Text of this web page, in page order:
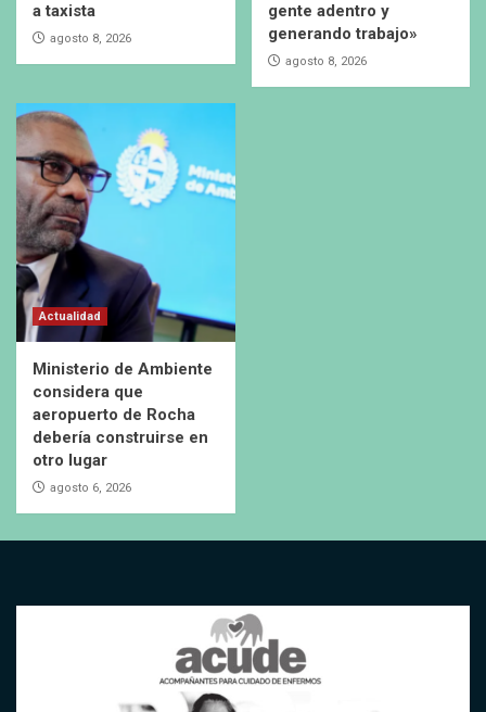
a taxista
agosto 8, 2026
gente adentro y
generando trabajo»
agosto 8, 2026
Actualidad
Ministerio de Ambiente
considera que
aeropuerto de Rocha
debería construirse en
otro lugar
agosto 6, 2026